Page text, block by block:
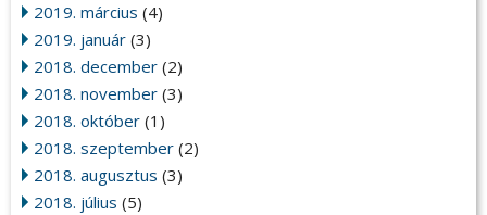
2019. március (4)
2019. január (3)
2018. december (2)
2018. november (3)
2018. október (1)
2018. szeptember (2)
2018. augusztus (3)
2018. július (5)